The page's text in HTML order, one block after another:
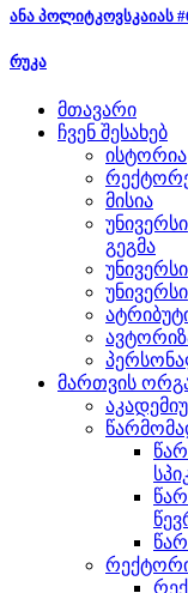
ანა პოლიტკოვსკაიას
რუკა
მთავარი
ჩვენ შესახებ
ისტორია
მისია
გეგმა
მართვის